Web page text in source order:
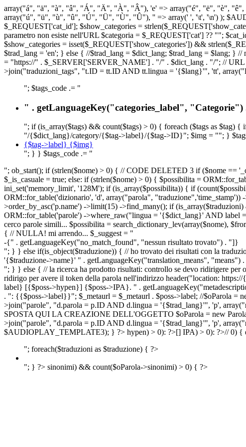
array("á", "ä", "à", "â", "Á", "Ä", "À", "Â"), 'e' => array("é", "ë", "è",
array("ú", "ü", "ù", "û", "Ú", "Ü", "Ù", "Û"), '' => array(' ', '\t', '\n') );
$_REQUEST['cat_id']; $show_categories =
parametro non esiste nell'URL $categoria = $_REQUEST['cat'] ?? "";
$show_categories = isset($_REQUEST['show_categories']) &&
$trad_lang = 'en'; } else { //$trad_lang = $dict_lang; $trad_lang = $lang; }
= "https://" . $_SERVER['SERVER_NAME'] . "/" . $dict_lang . "/"; // URL
>join("traduzioni_tags", "t.ID = tt.ID AND tt.lingua = '{$lang}'", 'tt',
"; $tags_code .= "
" . getLanguageKey("categories_label", "Categorie")
"; if (is_array($tags) && count($tags) > 0) { foreach ($tags as
"/{$dict_lang}/category/{$tag->label}/{$tag->ID}"; $img = ""; }
{$tag->label} {$img}
"; } } $tags_code .= "
"; ob_start(); if (strlen($nome) > 0) { // CODE DELETED 3 if ($nome ==
$_is_casuale = true; else: if (strlen($nome) > 0) { $possibilita =
ini_set('memory_limit', '128M'); if (is_array($possibilita)) { if
ORM::for_table('dizionario', 'd', array("parola",
>order_by_asc('p.name') ->limit(15) ->find_many(); if
ORM::for_table('parole') ->where_raw("lingua = '{$dict_lang}' AND
cerco parole simili... $possibilita = search_dictionary_lev(array($nome),
{ // NULLA! mi arrendo... $_suggest = "
-{" . getLanguageKey("no_match_found", "nessun risultato trovato") . "]}
"; } } else if(is_object($traduzione)) { // ho trovato dei risultati con la
'{$traduzione->name}' " . getLanguageKey("translation_means",
"; } } else { // la ricerca ha prodotto risultati: controllo se devo ridirigere
ridirigo per avere il token della parola nell'indirizzo header("location:
label} [{$poss->hypen}] {$poss->IPA}. " .
. ": {{$poss->label}}"; $_metaurl = $_metaurl . $poss->label; //$oParola =
>join("parole", "d.parola = p.ID AND d.lingua = '{$trad_lang}'", 'p',
SPOSTA QUI LA CREAZIONE DELL'OGGETTO $oParola = new
>join("parole", "d.parola = p.ID AND d.lingua = '{$trad_lang}'", 'p',
$AUDIOPLAY_TEMPLATE3); } ?> hypen) > 0): ?>[] IPA) > 0): ?>// 0) {
"; foreach($traduzioni as $traduzione) { ?>
"; } ?> sinonimi) && count($oParola->sinonimi) > 0) { ?>